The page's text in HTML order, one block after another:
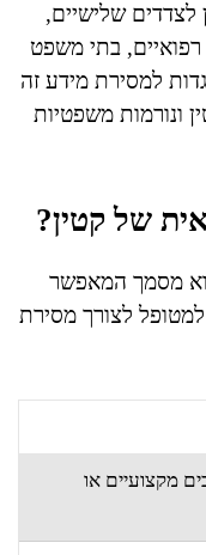
שלישיים,
בתי משפט
למסירת מידע זה
ונורמות משפטיות
של קטין?
מסמך המאפשר
לצורך מסירת
מקצועיים או